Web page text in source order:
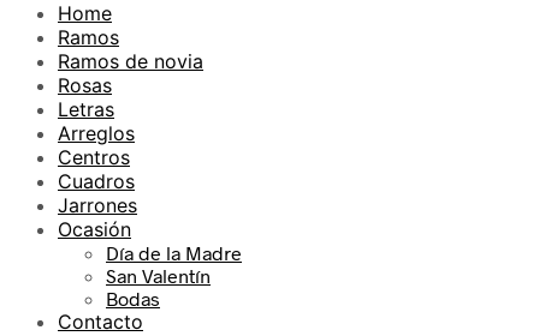
Home
Ramos
Ramos de novia
Rosas
Letras
Arreglos
Centros
Cuadros
Jarrones
Ocasión
Día de la Madre
San Valentín
Bodas
Contacto